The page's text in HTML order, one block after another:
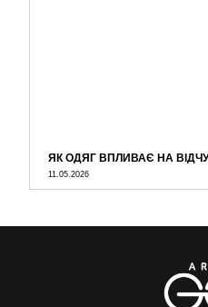
ЯК ОДЯГ ВПЛИВАЄ НА
11.05.2026